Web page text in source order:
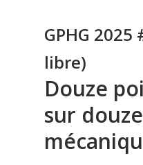
GPHG 2025
libre)
Douze
sur